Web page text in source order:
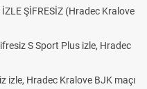
ŞİFRESİZ (Hradec Kralove
S Sport Plus izle, Hradec
izle, Hradec Kralove BJK maçı